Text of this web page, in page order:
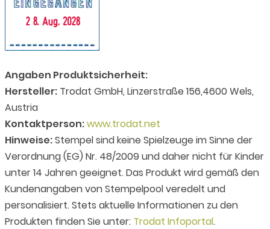
Angaben Produktsicherheit:
Hersteller: Trodat GmbH, Linzerstraße 156,4600 Wels,
Austria
Kontaktperson:www.trodat.net
Hinweise:Stempel sind keine Spielzeuge im Sinne der
Verordnung (EG) Nr. 48/2009 und daher nicht für Kinder
unter 14 Jahren geeignet. Das Produkt wird gemäß den
Kundenangaben von Stempelpool veredelt und
personalisiert. Stets aktuelle Informationen zu den
Produkten finden Sie unter: Trodat Infoportal.